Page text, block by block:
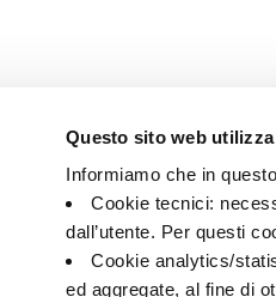
Questo sito web
Informiamo che in
Cookie tecnici:
dall’utente. Per questi
Cookie analytics/
ed aggregate, al fine di